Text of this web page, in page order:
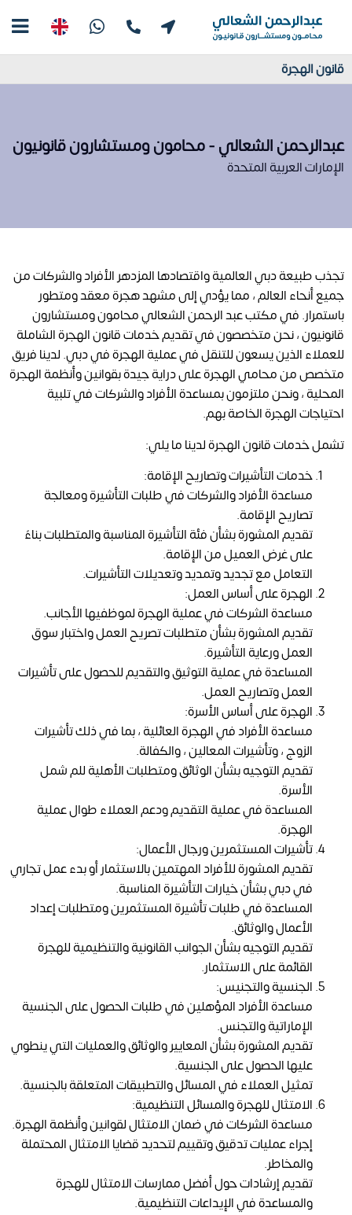
قانون الهجرة
عبدالرحمن الشعالي - محامون ومستشارون قانونيون
الإمارات العربية المتحدة
تجذب طبيعة دبي العالمية واقتصادها المزدهر الأفراد والشركات من
جميع أنحاء العالم ، مما يؤدي إلى مشهد هجرة معقد ومتطور
باستمرار. في مكتب عبد الرحمن الشعالي محامون ومستشارون
قانونيون ، نحن متخصصون في تقديم خدمات قانون الهجرة الشاملة
للعملاء الذين يسعون للتنقل في عملية الهجرة في دبي. لدينا فريق
متخصص من محامي الهجرة على دراية جيدة بقوانين وأنظمة الهجرة
المحلية ، ونحن ملتزمون بمساعدة الأفراد والشركات في تلبية
احتياجات الهجرة الخاصة بهم.
تشمل خدمات قانون الهجرة لدينا ما يلي:
خدمات التأشيرات وتصاريح الإقامة:
مساعدة الأفراد والشركات في طلبات التأشيرة ومعالجة
تصاريح الإقامة.
تقديم المشورة بشأن فئة التأشيرة المناسبة والمتطلبات بناءً
على غرض العميل من الإقامة.
التعامل مع تجديد وتمديد وتعديلات التأشيرات.
الهجرة على أساس العمل:
مساعدة الشركات في عملية الهجرة لموظفيها الأجانب.
تقديم المشورة بشأن متطلبات تصريح العمل واختبار سوق
العمل ورعاية التأشيرة.
المساعدة في عملية التوثيق والتقديم للحصول على تأشيرات
العمل وتصاريح العمل.
الهجرة على أساس الأسرة:
مساعدة الأفراد في الهجرة العائلية ، بما في ذلك تأشيرات
الزوج ، وتأشيرات المعالين ، والكفالة.
تقديم التوجيه بشأن الوثائق ومتطلبات الأهلية للم شمل
الأسرة.
المساعدة في عملية التقديم ودعم العملاء طوال عملية
الهجرة.
تأشيرات المستثمرين ورجال الأعمال:
تقديم المشورة للأفراد المهتمين بالاستثمار أو بدء عمل تجاري
في دبي بشأن خيارات التأشيرة المناسبة.
المساعدة في طلبات تأشيرة المستثمرين ومتطلبات إعداد
الأعمال والوثائق.
تقديم التوجيه بشأن الجوانب القانونية والتنظيمية للهجرة
القائمة على الاستثمار.
الجنسية والتجنيس:
مساعدة الأفراد المؤهلين في طلبات الحصول على الجنسية
الإماراتية والتجنس.
تقديم المشورة بشأن المعايير والوثائق والعمليات التي ينطوي
عليها الحصول على الجنسية.
تمثيل العملاء في المسائل والتطبيقات المتعلقة بالجنسية.
الامتثال للهجرة والمسائل التنظيمية:
مساعدة الشركات في ضمان الامتثال لقوانين وأنظمة الهجرة.
إجراء عمليات تدقيق وتقييم لتحديد قضايا الامتثال المحتملة
والمخاطر.
تقديم إرشادات حول أفضل ممارسات الامتثال للهجرة
والمساعدة في الإيداعات التنظيمية.